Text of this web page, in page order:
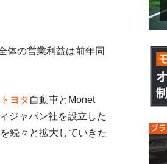
体の営業利益は前年同
トヨタ 自動車とMonet
ジャパン社を設立した
続々と拡大していきた